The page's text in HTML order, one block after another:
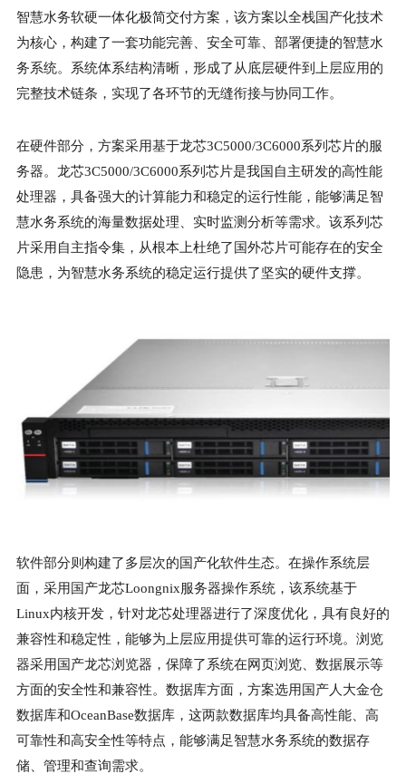
智慧水务软硬一体化极简交付方案，该方案以全栈国产化技术
为核心，构建了一套功能完善、安全可靠、部署便捷的智慧水
务系统。系统体系结构清晰，形成了从底层硬件到上层应用的
完整技术链条，实现了各环节的无缝衔接与协同工作。
在硬件部分，方案采用基于龙芯3C5000/3C6000系列芯片的服
务器。龙芯3C5000/3C6000系列芯片是我国自主研发的高性能
处理器，具备强大的计算能力和稳定的运行性能，能够满足智
慧水务系统的海量数据处理、实时监测分析等需求。该系列芯
片采用自主指令集，从根本上杜绝了国外芯片可能存在的安全
隐患，为智慧水务系统的稳定运行提供了坚实的硬件支撑。
软件部分则构建了多层次的国产化软件生态。在操作系统层
面，采用国产龙芯Loongnix服务器操作系统，该系统基于
Linux内核开发，针对龙芯处理器进行了深度优化，具有良好的
兼容性和稳定性，能够为上层应用提供可靠的运行环境。浏览
器采用国产龙芯浏览器，保障了系统在网页浏览、数据展示等
方面的安全性和兼容性。数据库方面，方案选用国产人大金仓
数据库和OceanBase数据库，这两款数据库均具备高性能、高
可靠性和高安全性等特点，能够满足智慧水务系统的数据存
储、管理和查询需求。